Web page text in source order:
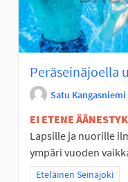
Peräseinäjoella
Satu Kangasniemi
EI ETENE
Lapsille ja nuorille
ympäri vuoden
Rajaa tulokset
Eteläinen Seinäjoki